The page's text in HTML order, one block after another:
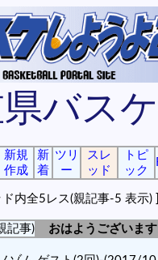
バス
新規
作成
新
着
ツリ
ー
スレ
ッド
トピ
ック
ド内全5レス(親記事-5 表
記事)
おはようございます